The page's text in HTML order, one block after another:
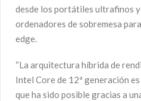
desde los portátiles ultrafinos
ordenadores de sobremesa
edge.
“La arquitectura híbrida de
Intel Core de 12ª generación
que ha sido posible gracias a